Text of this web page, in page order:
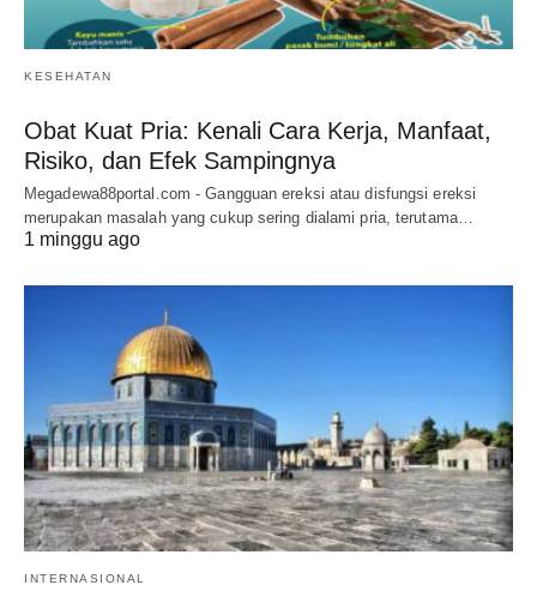
KESEHATAN
Obat Kuat Pria: Kenali Cara Kerja, Manfaat,
Risiko, dan Efek Sampingnya
Megadewa88portal.com - Gangguan ereksi atau disfungsi ereksi
merupakan masalah yang cukup sering dialami pria, terutama…
1 minggu ago
INTERNASIONAL